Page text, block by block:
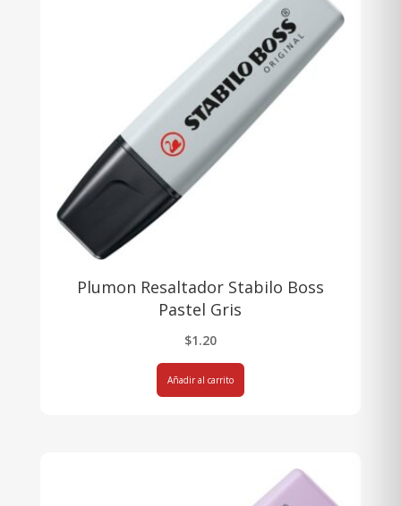
Plumon Resaltador Stabilo Boss
Pastel Gris
$1.20
Añadir al carrito